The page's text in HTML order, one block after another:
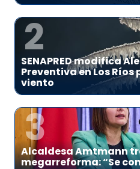
2
SENAPRED modifica
Preventiva en Los
viento
3
Alcaldesa Amtmann
megarreforma: “Se